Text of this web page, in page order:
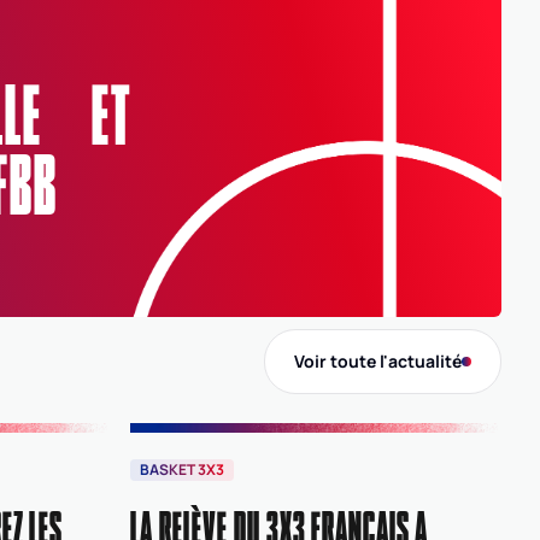
ET
Voir toute l'actualité
LES
BASKET 3X3
LA RELÈVE DU 3X3 FRANÇAIS A